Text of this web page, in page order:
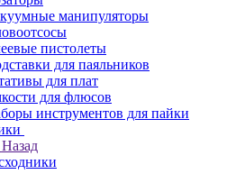
манипуляторы
пистолеты
для паяльников
для плат
для флюсов
инструментов для пайки
Назад